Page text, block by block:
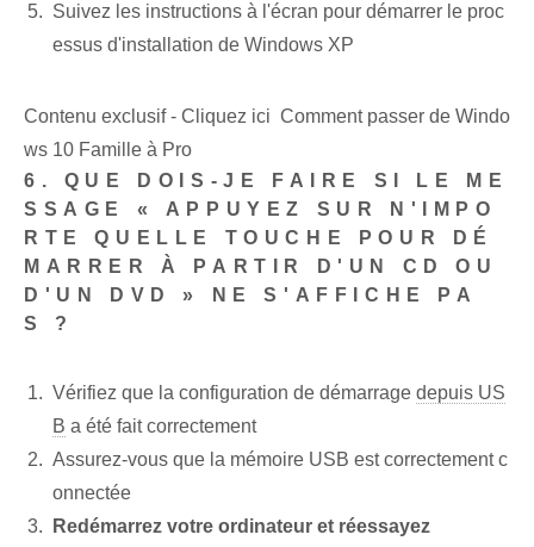
Suivez les instructions à l'écran pour démarrer le proc
essus d'installation de Windows XP
Contenu exclusif - Cliquez ici Comment passer de Windo
ws 10 Famille à Pro
6. QUE DOIS-JE FAIRE SI LE ME
SSAGE « APPUYEZ SUR N'IMPO
RTE QUELLE TOUCHE POUR DÉ
MARRER À PARTIR D'UN CD OU
D'UN DVD » NE S'AFFICHE PA
S ?
Vérifiez que la configuration de démarrage depuis US
B a été fait correctement
Assurez-vous que la mémoire USB est correctement c
onnectée
Redémarrez votre ordinateur et réessayez